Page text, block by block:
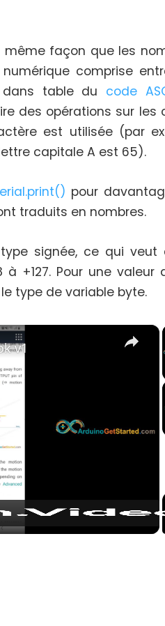
façon que les
comprise
table du code
des opérations sur les
est utilisée (par
capitale A est 65).
pour
traduits en nombres.
signée, ce qui veut
+127. Pour une
type de variable byte.
×
v1